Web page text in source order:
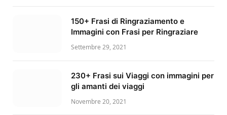
150+ Frasi di Ringraziamento e
Immagini con Frasi per Ringraziare
Settembre 29, 2021
230+ Frasi sui Viaggi con immagini per
gli amanti dei viaggi
Novembre 20, 2021